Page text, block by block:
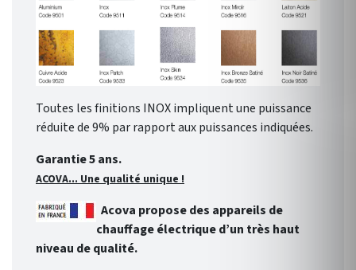
Toutes les finitions INOX impliquent une puissance
réduite de 9% par rapport aux puissances indiquées.
Garantie 5 ans.
ACOVA... Une qualité unique !
Acova propose des appareils de
chauffage électrique d’un très haut
niveau de qualité.